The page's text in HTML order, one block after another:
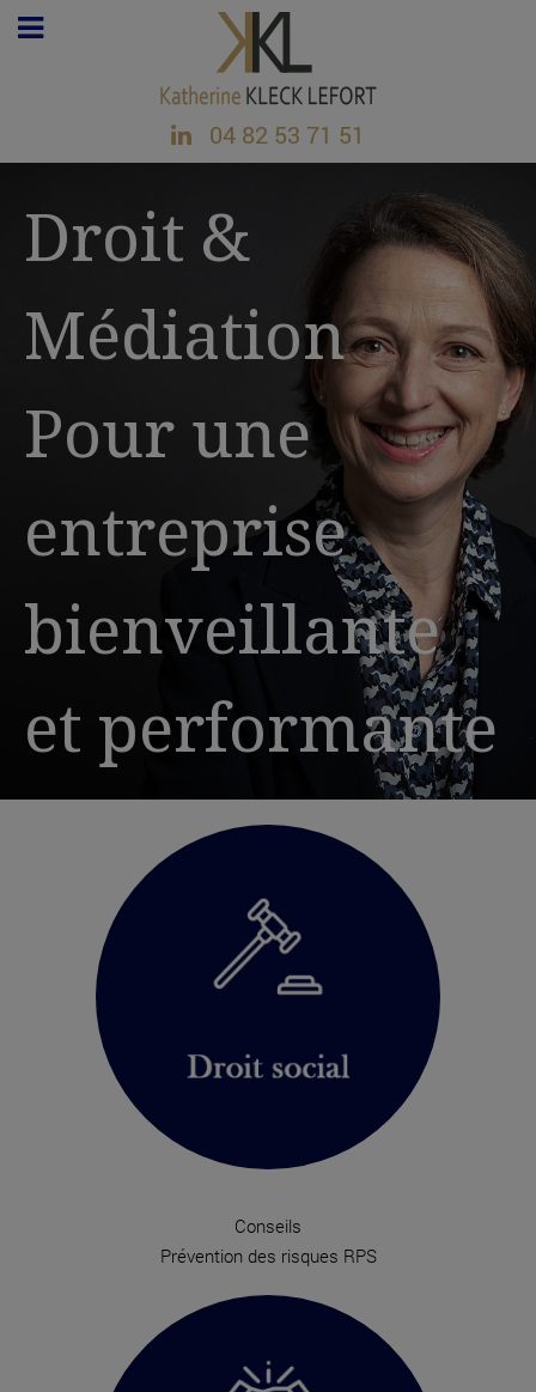
04 82 53 71 51
Droit &
Médiation
Pour une
entreprise
bienveillante
et performante
Conseils
Prévention des risques RPS